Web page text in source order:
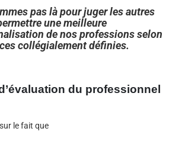
pas là pour juger les autres
une meilleure
de nos professions selon
collégialement définies.
du professionnel
le fait que